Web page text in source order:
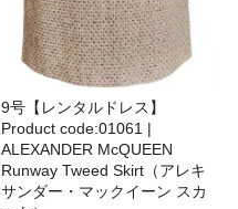
9号【レンタルドレス】
Product code:01061 |
ALEXANDER McQUEEN
Runway Tweed Skirt（アレキ
サンダー・マックイーン スカ